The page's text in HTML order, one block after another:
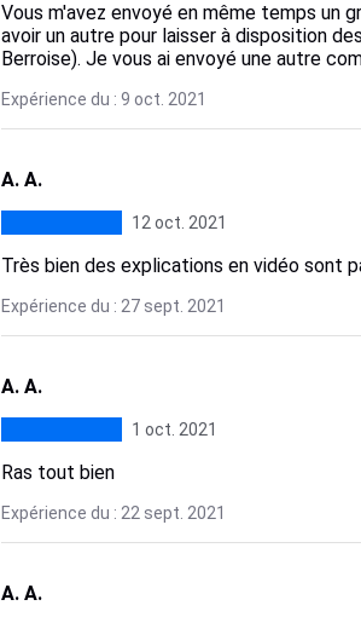
Vous m'avez envoyé en même temps un
avoir un autre pour laisser à disposition
Berroise). Je vous ai envoyé une autre
Expérience du : 9 oct. 2021
A. A.
12 oct. 2021
Très bien des explications en vidéo sont
Expérience du : 27 sept. 2021
A. A.
1 oct. 2021
Ras tout bien
Expérience du : 22 sept. 2021
A. A.